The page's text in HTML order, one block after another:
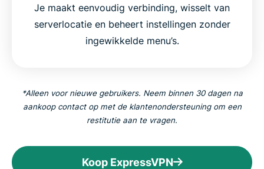
Je maakt eenvoudig verbinding, wisselt van
serverlocatie en beheert instellingen zonder
ingewikkelde menu’s.
*Alleen voor nieuwe gebruikers. Neem binnen 30 dagen na
aankoop contact op met de klantenondersteuning om een
restitutie aan te vragen.
Koop ExpressVPN